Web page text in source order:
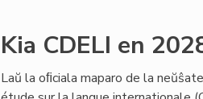
Kia CDELI en
Laŭ la oﬁciala maparo de la